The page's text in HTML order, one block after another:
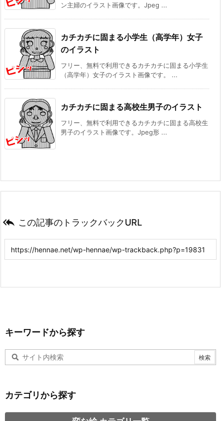
ン主婦のイラスト画像です。Jpeg ...
カチカチに固まる小学生（高学年）女子
のイラスト
フリー、無料で利用できるカチカチに固まる小学生
（高学年）女子のイラスト画像です。 ...
カチカチに固まる高校生男子のイラスト
フリー、無料で利用できるカチカチに固まる高校生
男子のイラスト画像です。Jpeg形 ...
 この記事のトラックバックURL
キーワードから探す
カテゴリから探す